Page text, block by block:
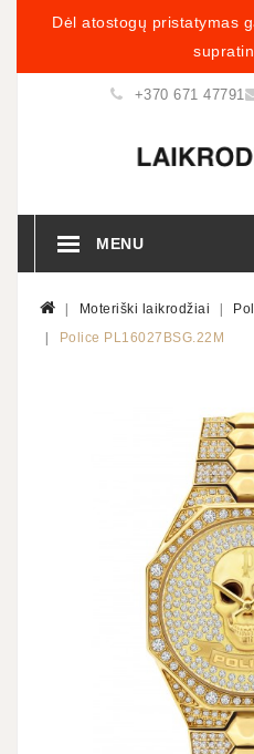
Dėl atostogų pristatymas
+370 671 47791
MENU
Moteriški laikrodžiai
Police PL16027BSG.22M